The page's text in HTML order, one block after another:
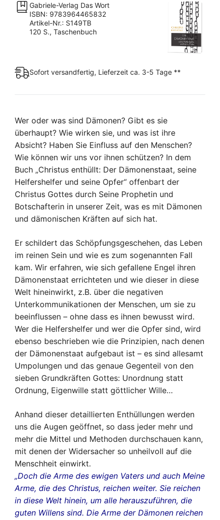
Opfer
(Taschenbuch)
Menge
Gabriele-Verlag Das Wort
ISBN: 9783964465832
Artikel-Nr.: S149TB
120 S., Taschenbuch
Sofort versandfertig, Lieferzeit ca. 3-5 Tage **
Wer oder was sind Dämonen? Gibt es sie
überhaupt? Wie wirken sie, und was ist ihre
Absicht? Haben Sie Einfluss auf den Menschen?
Wie können wir uns vor ihnen schützen? In dem
Buch „Christus enthüllt: Der Dämonenstaat, seine
Helfershelfer und seine Opfer“ offenbart der
Christus Gottes durch Seine Prophetin und
Botschafterin in unserer Zeit, was es mit Dämonen
und dämonischen Kräften auf sich hat.
Er schildert das Schöpfungsgeschehen, das Leben
im reinen Sein und wie es zum sogenannten Fall
kam. Wir erfahren, wie sich gefallene Engel ihren
Dämonenstaat errichteten und wie dieser in diese
Welt hineinwirkt, z.B. über die negativen
Unterkommunikationen der Menschen, um sie zu
beeinflussen – ohne dass es ihnen bewusst wird.
Wer die Helfershelfer und wer die Opfer sind, wird
ebenso beschrieben wie die Prinzipien, nach denen
der Dämonenstaat aufgebaut ist – es sind allesamt
Umpolungen und das genaue Gegenteil von den
sieben Grundkräften Gottes: Unordnung statt
Ordnung, Eigenwille statt göttlicher Wille…
Anhand dieser detaillierten Enthüllungen werden
uns die Augen geöffnet, so dass jeder mehr und
mehr die Mittel und Methoden durchschauen kann,
mit denen der Widersacher so unheilvoll auf die
Menschheit einwirkt.
„Doch die Arme des ewigen Vaters und auch Meine
Arme, die des Christus, reichen weiter. Sie reichen
in diese Welt hinein, um alle herauszuführen, die
guten Willens sind. Die Arme der Dämonen reichen